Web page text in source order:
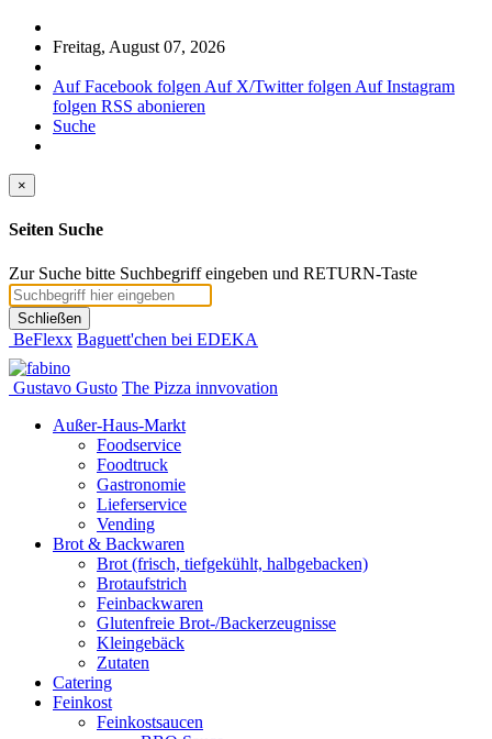
Freitag, August 07, 2026
Auf Facebook folgen Auf X/Twitter folgen Auf Instagram
folgen RSS abonieren
Suche
×
Seiten Suche
Zur Suche bitte Suchbegriff eingeben und RETURN-Taste
Schließen
BeFlexx Baguett'chen bei EDEKA
Gustavo Gusto The Pizza innvovation
Außer-Haus-Markt
Foodservice
Foodtruck
Gastronomie
Lieferservice
Vending
Brot & Backwaren
Brot (frisch, tiefgekühlt, halbgebacken)
Brotaufstrich
Feinbackwaren
Glutenfreie Brot-/Backerzeugnisse
Kleingebäck
Zutaten
Catering
Feinkost
Feinkostsaucen